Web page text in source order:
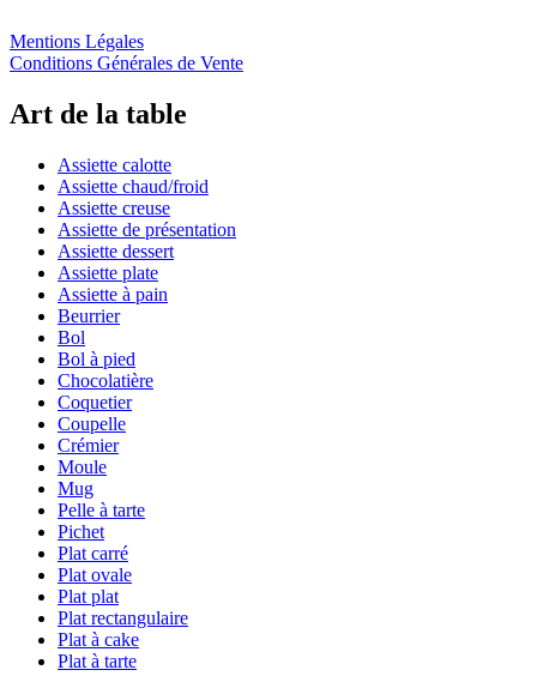
Mentions Légales
Conditions Générales de Vente
Art de la table
Assiette calotte
Assiette chaud/froid
Assiette creuse
Assiette de présentation
Assiette dessert
Assiette plate
Assiette à pain
Beurrier
Bol
Bol à pied
Chocolatière
Coquetier
Coupelle
Crémier
Moule
Mug
Pelle à tarte
Pichet
Plat carré
Plat ovale
Plat plat
Plat rectangulaire
Plat à cake
Plat à tarte